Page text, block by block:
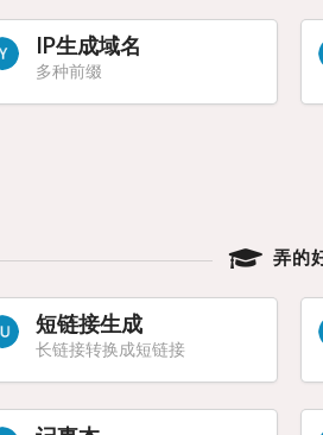
IP生成域名
多种前缀
弄的
短链接生成
长链接转换成短链接